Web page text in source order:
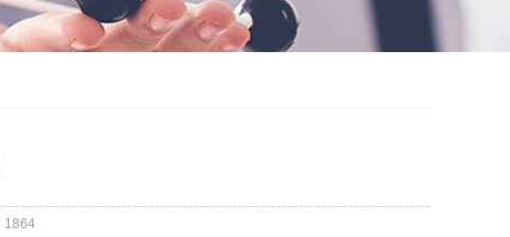
1864